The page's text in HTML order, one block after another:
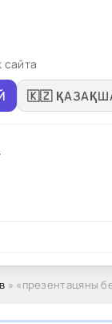
сайта
🇰🇿
» «презентацяны